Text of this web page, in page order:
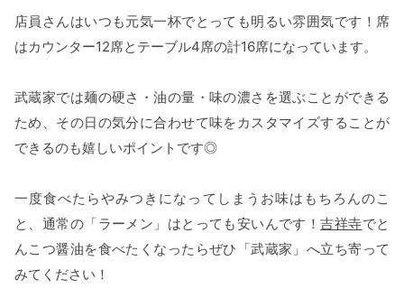
店員さんはいつも元気一杯でとっても明るい雰囲気です！席
はカウンター12席とテーブル4席の計16席になっています。
武蔵家では麺の硬さ・油の量・味の濃さを選ぶことができる
ため、その日の気分に合わせて味をカスタマイズすることが
できるのも嬉しいポイントです◎
一度食べたらやみつきになってしまうお味はもちろんのこ
と、通常の「ラーメン」はとっても安いんです！吉祥寺でと
んこつ醤油を食べたくなったらぜひ「武蔵家」へ立ち寄って
みてください！